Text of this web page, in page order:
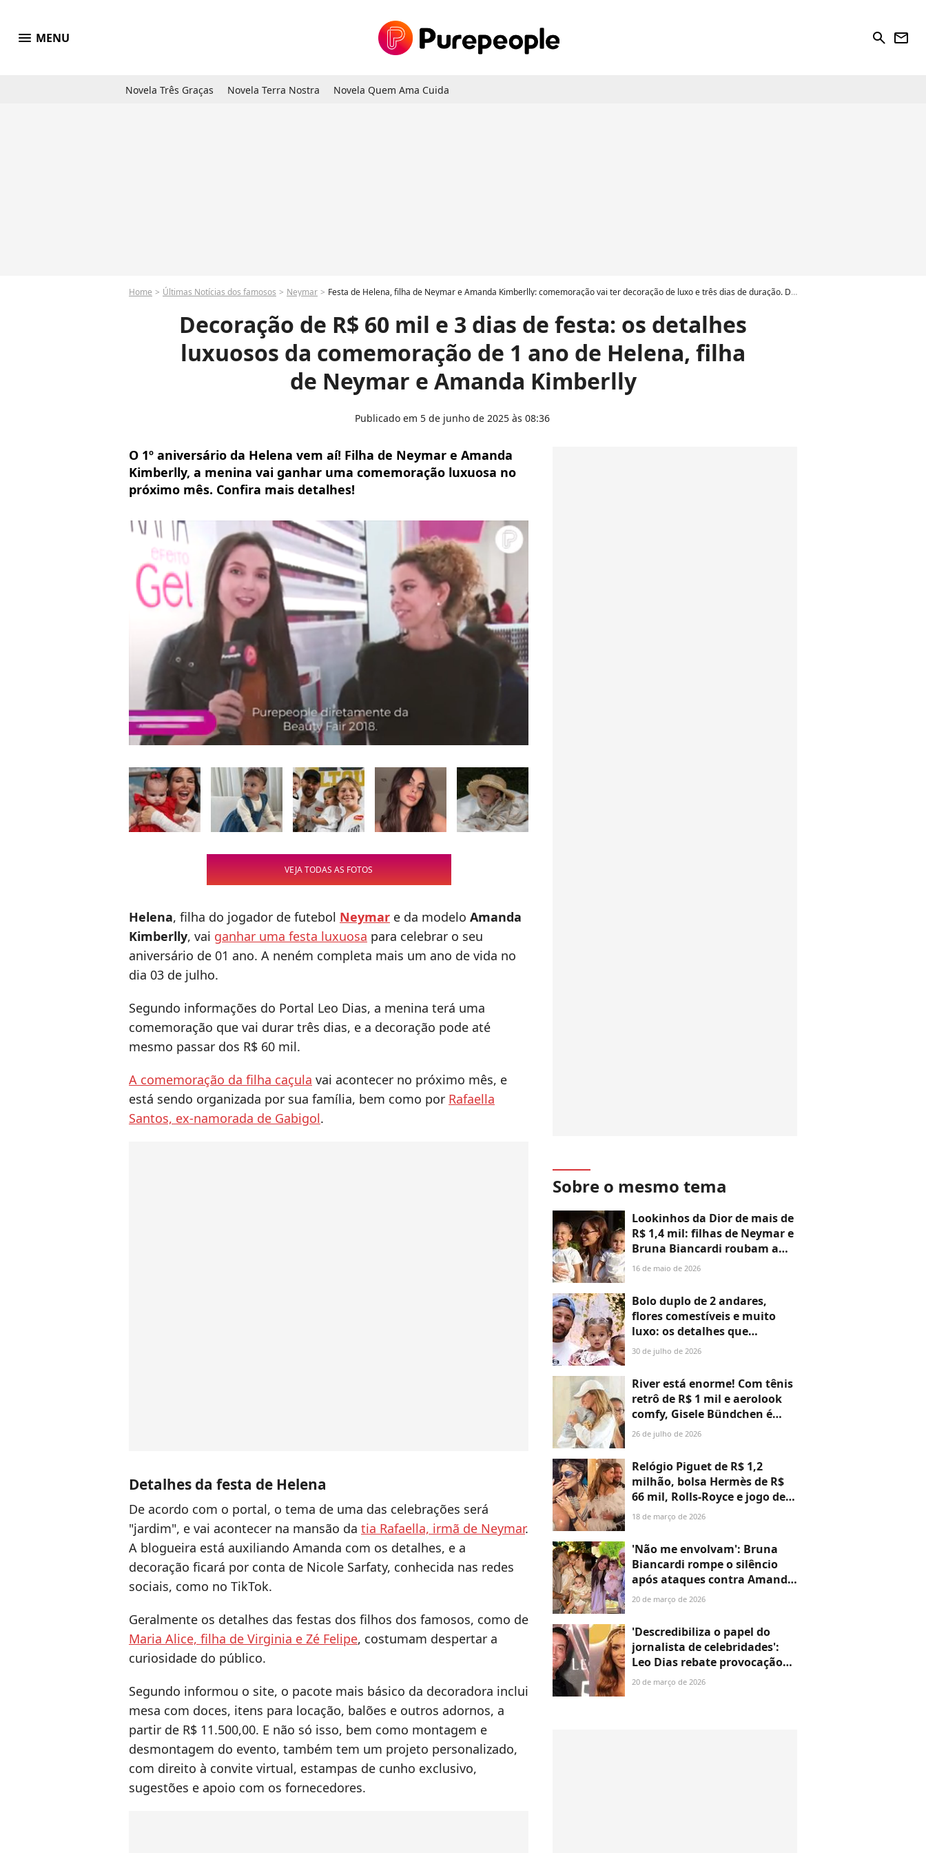
menu MENU search newsletter
Novela Três Graças Novela Terra Nostra Novela Quem Ama Cuida
Home Últimas Notícias dos famosos Neymar Festa de Helena, filha de Neymar e Amanda Kimberlly: comemoração vai ter decoração de luxo e três dias de duração. Detalhes
Decoração de R$ 60 mil e 3 dias de festa: os detalhes
luxuosos da comemoração de 1 ano de Helena, filha
de Neymar e Amanda Kimberlly
Publicado em 5 de junho de 2025 às 08:36
O 1º aniversário da Helena vem aí! Filha de Neymar e Amanda
Kimberlly, a menina vai ganhar uma comemoração luxuosa no
próximo mês. Confira mais detalhes!
VEJA TODAS AS FOTOS
Helena, filha do jogador de futebol Neymar e da modelo Amanda
Kimberlly, vai ganhar uma festa luxuosa para celebrar o seu
aniversário de 01 ano. A neném completa mais um ano de vida no
dia 03 de julho.
Segundo informações do Portal Leo Dias, a menina terá uma
comemoração que vai durar três dias, e a decoração pode até
mesmo passar dos R$ 60 mil.
A comemoração da filha caçula vai acontecer no próximo mês, e
está sendo organizada por sua família, bem como por Rafaella
Santos, ex-namorada de Gabigol.
Detalhes da festa de Helena
De acordo com o portal, o tema de uma das celebrações será
"jardim", e vai acontecer na mansão da tia Rafaella, irmã de Neymar.
A blogueira está auxiliando Amanda com os detalhes, e a
decoração ficará por conta de Nicole Sarfaty, conhecida nas redes
sociais, como no TikTok.
Geralmente os detalhes das festas dos filhos dos famosos, como de
Maria Alice, filha de Virginia e Zé Felipe, costumam despertar a
curiosidade do público.
Segundo informou o site, o pacote mais básico da decoradora inclui
mesa com doces, itens para locação, balões e outros adornos, a
partir de R$ 11.500,00. E não só isso, bem como montagem e
desmontagem do evento, também tem um projeto personalizado,
com direito à convite virtual, estampas de cunho exclusivo,
sugestões e apoio com os fornecedores.
Sobre o mesmo tema
Lookinhos da Dior de mais de
R$ 1,4 mil: filhas de Neymar e
Bruna Biancardi roubam a
cena em festa de aniversário
Justus e Ana Paula Siebert.
Fotos!
16 de maio de 2026
Bolo duplo de 2 andares,
flores comestíveis e muito
luxo: os detalhes que
ninguém contou sobre a festa
filhas de Neymar com Bruna
Biancardi e Amanda
Kimberlly
30 de julho de 2026
River está enorme! Com tênis
retrô de R$ 1 mil e aerolook
comfy, Gisele Bündchen é
clicada com o filho de 1 ano e
Fotos!
26 de julho de 2026
Relógio Piguet de R$ 1,2
milhão, bolsa Hermès de R$
66 mil, Rolls-Royce e jogo de
jantar de R$ 45 mil: a longa
Daniel Vorcaro para ex-noiva
18 de março de 2026
'Não me envolvam': Bruna
Biancardi rompe o silêncio
após ataques contra Amanda
Kimberlly, mãe de filha de
as filhas
20 de março de 2026
'Descredibiliza o papel do
jornalista de celebridades':
Leo Dias rebate provocação
de Bruna Biancardi após
20 de março de 2026